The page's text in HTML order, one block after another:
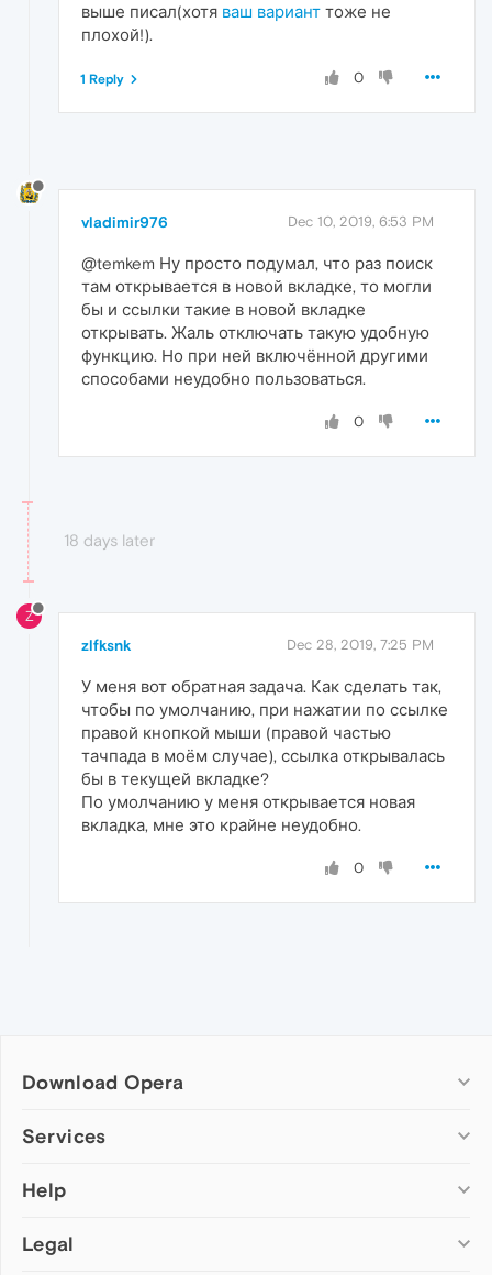
выше писал(хотя ваш вариант тоже не
плохой!).
0
1 Reply
vladimir976 Dec 10, 2019, 6:53 PM
@temkem Ну просто подумал, что раз поиск
там открывается в новой вкладке, то могли
бы и ссылки такие в новой вкладке
открывать. Жаль отключать такую удобную
функцию. Но при ней включённой другими
способами неудобно пользоваться.
0
18 days later
Z
zlfksnk Dec 28, 2019, 7:25 PM
У меня вот обратная задача. Как сделать так,
чтобы по умолчанию, при нажатии по ссылке
правой кнопкой мыши (правой частью
тачпада в моём случае), ссылка открывалась
бы в текущей вкладке?
По умолчанию у меня открывается новая
вкладка, мне это крайне неудобно.
0
Download Opera
Computer browsers
Opera for Mac
Opera beta version
Services
Add-ons
Wallpapers
Help
Help & support
Legal